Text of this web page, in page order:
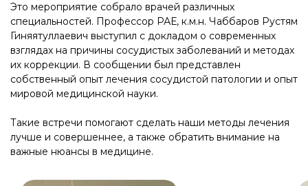
Это мероприятие собрало врачей различных
специальностей. Профессор РАЕ, к.м.н. Чаббаров Рустям
Гиняятуллаевич выступил с докладом о современных
взглядах на причины сосудистых заболеваний и методах
их коррекции. В сообщении был представлен
собственный опыт лечения сосудистой патологии и опыт
мировой медицинской науки.
Такие встречи помогают сделать наши методы лечения
лучше и совершеннее, а также обратить внимание на
важные нюансы в медицине.